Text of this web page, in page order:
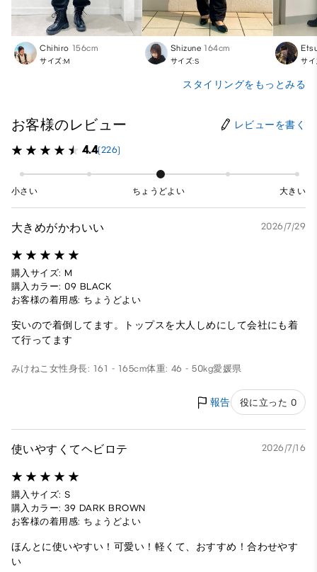
Chihiro 156cm
サイズ:M
Shizune 164cm
サイズ:S サ
スタイリングをもっとみる
お客様のレビュー レビューを書く
4.4(226)
小さい ちょうどよい 大きい
大きめがかわいい 2026/7/29
購入サイズ: M
購入カラー: 09 BLACK
お客様の着用感: ちょうどよい
安いので着倒してます。トップスを大人しめにして会社にも着
て行ってます
みけねこ 女性身長: 161 - 165cm体重: 46 - 50kg愛媛県
報告 役に立った 0
使いやすくてヘビロテ 2026/7/16
購入サイズ: S
購入カラー: 39 DARK BROWN
お客様の着用感: ちょうどよい
ほんとに使いやすい！可愛い！軽くて、おすすめ！合わせやす
い